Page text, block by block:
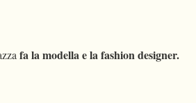
fa la modella e la fashion designer.